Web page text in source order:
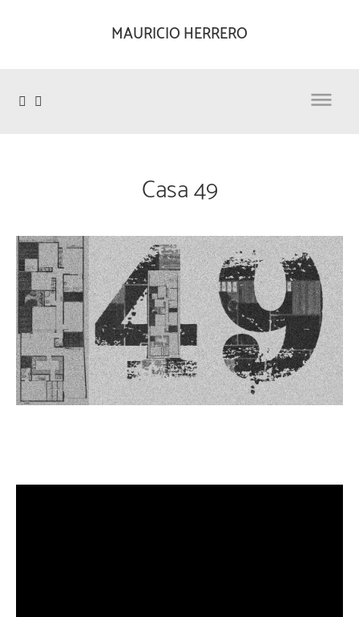
MAURICIO HERRERO

Casa 49